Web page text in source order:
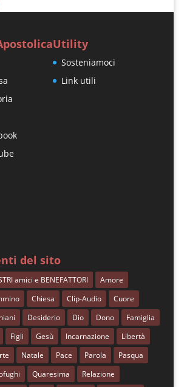
Utility
Sosteniamoci
Link utili
del sito
amici e BENEFATTORI
Amore
Chiesa Clip-Audio
Cuore
Desiderio Dio Dono
Famiglia
Figli Gesù Incarnazione
Libertà
Natale Pace Parola
Pasqua
Quaresima
Relazione